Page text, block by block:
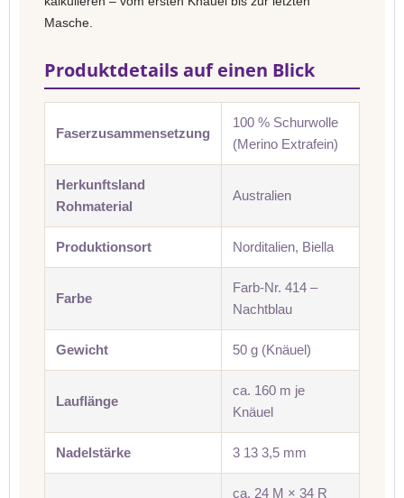
Masche.
Produktdetails auf einen Blick
Faserzusammensetzung
100 % Schurwolle
(Merino Extrafein)
Herkunftsland
Rohmaterial
Australien
Produktionsort Norditalien, Biella
Farbe
Farb-Nr. 414 –
Nachtblau
Gewicht 50 g (Knäuel)
Lauflänge
ca. 160 m je
Knäuel
Nadelstärke 3 13 3,5 mm
ca. 24 M × 34 R